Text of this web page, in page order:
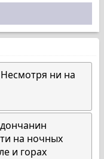
ни на
на ночных
и горах